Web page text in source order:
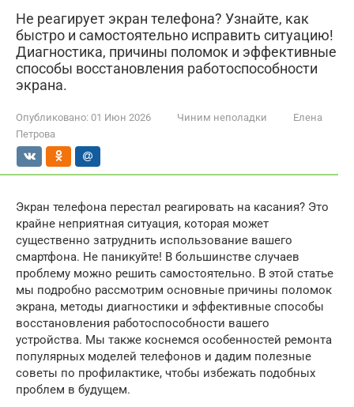
Не реагирует экран телефона? Узнайте, как
быстро и самостоятельно исправить ситуацию!
Диагностика, причины поломок и эффективные
способы восстановления работоспособности
экрана.
Опубликовано: 01 Июн 2026 Чиним неполадки
Елена
Петрова
Экран телефона перестал реагировать на касания? Это
крайне неприятная ситуация, которая может
существенно затруднить использование вашего
смартфона. Не паникуйте! В большинстве случаев
проблему можно решить самостоятельно. В этой статье
мы подробно рассмотрим основные причины поломок
экрана, методы диагностики и эффективные способы
восстановления работоспособности вашего
устройства. Мы также коснемся особенностей ремонта
популярных моделей телефонов и дадим полезные
советы по профилактике, чтобы избежать подобных
проблем в будущем.